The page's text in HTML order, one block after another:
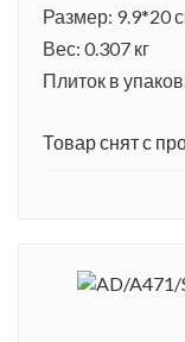
Размер: 9.9*20
Вес: 0.307 кг
Плиток в
Товар снят с